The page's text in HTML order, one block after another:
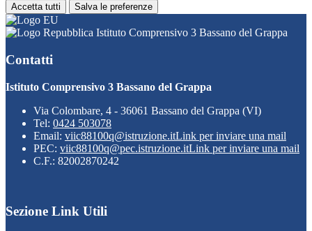
Accetta tutti Salva le preferenze
Istituto Comprensivo 3 Bassano del Grappa
Contatti
Istituto Comprensivo 3 Bassano del Grappa
Via Colombare, 4 - 36061 Bassano del Grappa (VI)
Tel: 0424 503078
Email: viic88100q@istruzione.itLink per inviare una mail
PEC: viic88100q@pec.istruzione.itLink per inviare una mail
C.F.: 82002870242
Sezione Link Utili